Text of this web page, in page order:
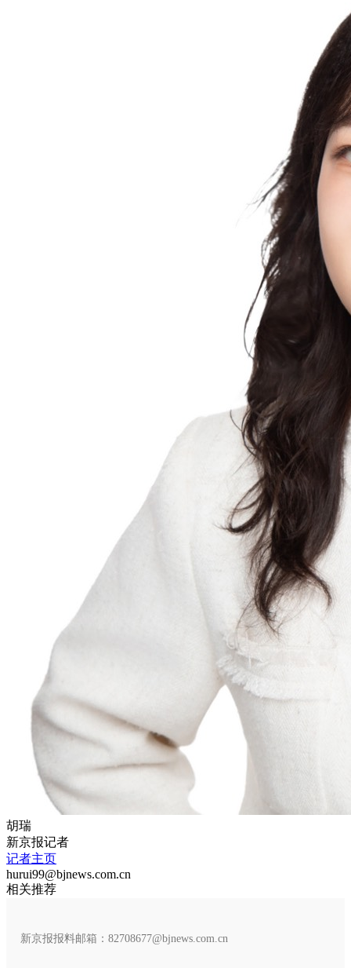
胡瑞
新京报记者
记者主页
hurui99@bjnews.com.cn
相关推荐
新京报报料邮箱：82708677@bjnews.com.cn